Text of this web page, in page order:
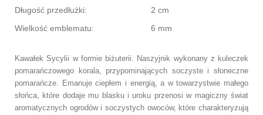
Długość przedłużki:
2 cm
Wielkość emblematu:
6 mm
Kawałek Sycylii w formie biżuterii. Naszyjnik wykonany z kuleczek
pomarańczowego korala, przypominających soczyste i słoneczne
pomarańcze. Emanuje ciepłem i energią, a w towarzystwie małego
słońca, które dodaje mu blasku i uroku przenosi w magiczny świat
aromatycznych ogrodów i soczystych owoców, które charakteryzują